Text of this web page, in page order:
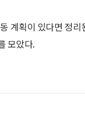
계획이 있다면 정
모았다.